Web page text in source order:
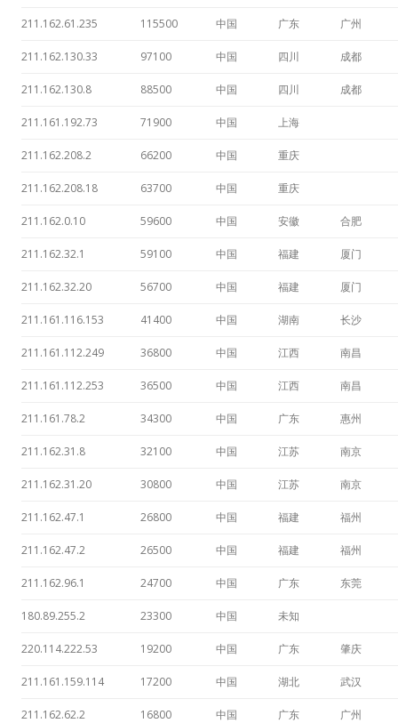
211.162.61.235 115500 中国 广东 广州
211.162.130.33 97100 中国 四川 成都
211.162.130.8 88500 中国 四川 成都
211.161.192.73 71900 中国 上海
211.162.208.2 66200 中国 重庆
211.162.208.18 63700 中国 重庆
211.162.0.10 59600 中国 安徽 合肥
211.162.32.1 59100 中国 福建 厦门
211.162.32.20 56700 中国 福建 厦门
211.161.116.153 41400 中国 湖南 长沙
211.161.112.249 36800 中国 江西 南昌
211.161.112.253 36500 中国 江西 南昌
211.161.78.2 34300 中国 广东 惠州
211.162.31.8 32100 中国 江苏 南京
211.162.31.20 30800 中国 江苏 南京
211.162.47.1 26800 中国 福建 福州
211.162.47.2 26500 中国 福建 福州
211.162.96.1 24700 中国 广东 东莞
180.89.255.2 23300 中国 未知
220.114.222.53 19200 中国 广东 肇庆
211.161.159.114 17200 中国 湖北 武汉
211.162.62.2 16800 中国 广东 广州